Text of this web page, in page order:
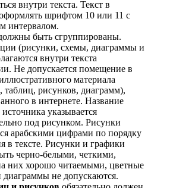
внутри текста. Текст в
шрифтом 10 или 11 с
интервалом.
быть сгруппированы.
(рисунки, схемы, диаграммы и
внутри текста
Не допускается помещение в
материала
таблиц, рисунков, диаграмм),
в интернете. Название
указывается
под рисунком. Рисунки
арабскими цифрами по порядку
в тексте. Рисунки и графики
черно-белыми, четкими,
них хорошо читаемыми, цветные
диаграммы не допускаются.